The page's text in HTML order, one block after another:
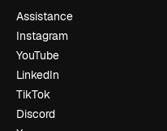
Assistance
Instagram
YouTube
LinkedIn
TikTok
Discord